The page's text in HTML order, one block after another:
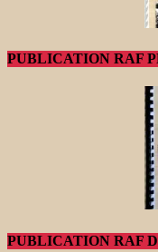
PUBLICATION RAF
PUBLICATION RAF